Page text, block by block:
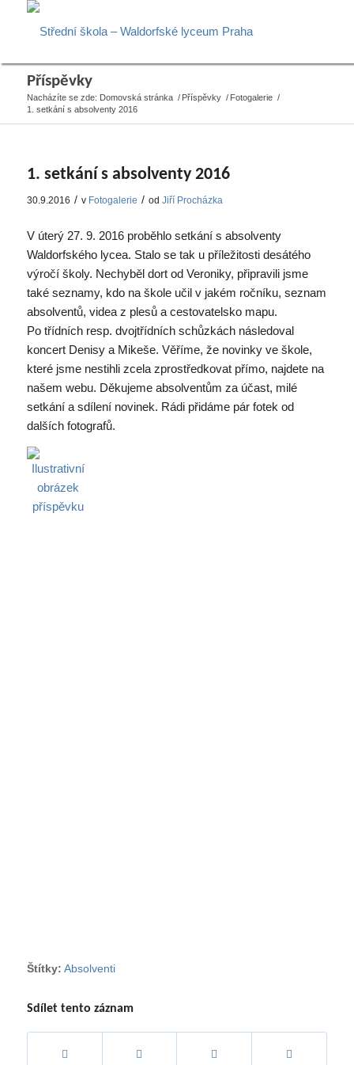
Příspěvky
Nacházíte se zde: Domovská stránka / Příspěvky / Fotogalerie /
1. setkání s absolventy 2016
1. setkání s absolventy 2016
30.9.2016 / v Fotogalerie / od Jiří Procházka
V úterý 27. 9. 2016 proběhlo setkání s absolventy
Waldorfského lycea. Stalo se tak u příležitosti desátého
výročí školy. Nechyběl dort od Veroniky, připravili jsme
také seznamy, kdo na škole učil v jakém ročníku, seznam
absolventů, videa z plesů a cestovatelsko mapu.
Po třídních resp. dvojtřídních schůzkách následoval
koncert Denisy a Mikeše. Věříme, že novinky ve škole,
které jsme nestihli zcela zprostředkovat přímo, najdete na
našem webu. Děkujeme absolventům za účast, milé
setkání a sdílení novinek. Rádi přidáme pár fotek od
dalších fotografů.
Štítky: Absolventi
Sdílet tento záznam